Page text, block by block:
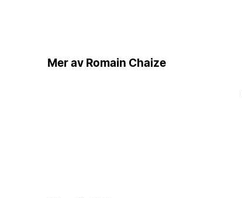
Mer av Romain Chaize